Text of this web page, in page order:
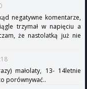
negatywne komentarze,
trzymał w napięciu a
że nastolatką już nie
małolaty, 13- 14letnie
porównywać..